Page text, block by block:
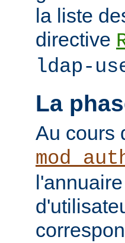
la liste
directive
ldap-
La
Au cours